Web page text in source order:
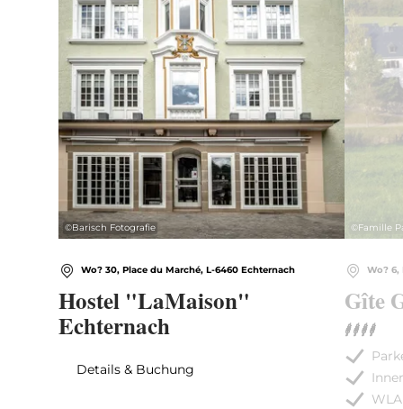
©Barisch Fotografie
Wo? 30, Place du Marché, L-6460 Echternach
Hostel "LaMaison"
Echternach
Details & Buchung
©Famille
Wo? 6,
Gîte